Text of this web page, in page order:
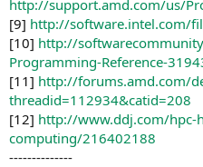
http://support.amd.com/us/
[9] http://software.intel.com/
[10] http://
Programming-Reference-
[11] http://forums.amd.com/
threadid=112934&catid=208
[12] http://www.ddj.com/hpc-
computing/216402188
--------------